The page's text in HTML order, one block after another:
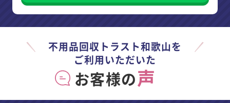
不用品回収トラスト和歌山を
ご利用いただいた
お客様の声